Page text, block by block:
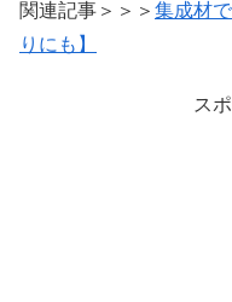
関連記事＞＞＞ 集成材
りにも】
ス